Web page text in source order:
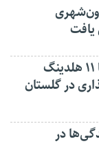
استاندار: بابک زنجانی با ۱۱ هلدینگ
در گلستان
در